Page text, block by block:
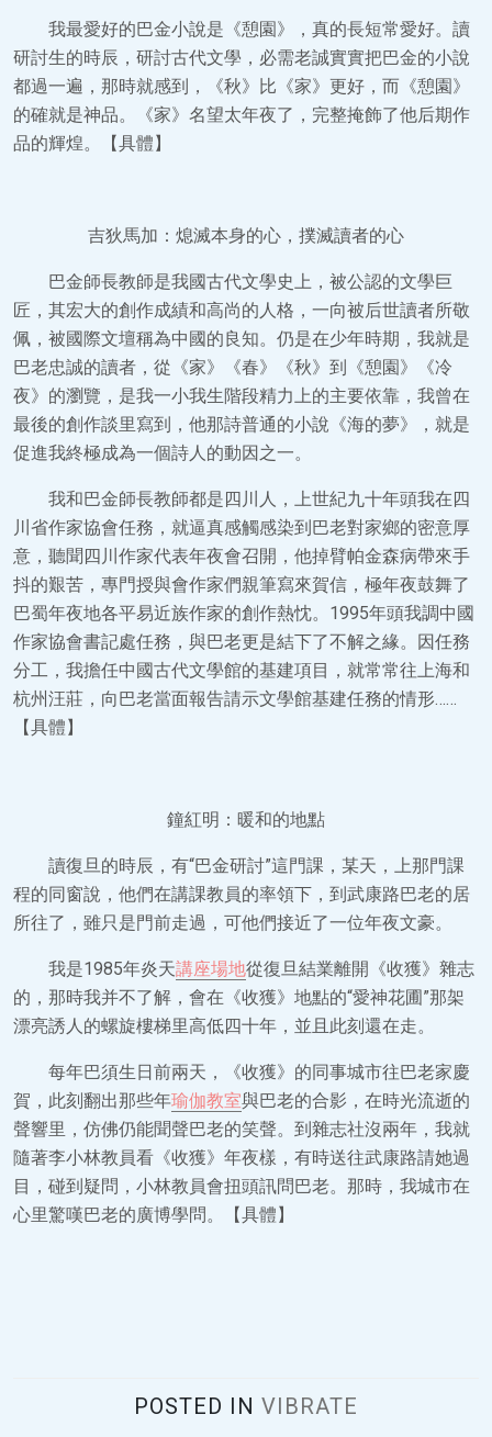
我最愛好的巴金小說是《憩園》，真的長短常愛好。讀
研討生的時辰，研討古代文學，必需老誠實實把巴金的小說
都過一遍，那時就感到，《秋》比《家》更好，而《憩園》
的確就是神品。《家》名望太年夜了，完整掩飾了他后期作
品的輝煌。【具體】
吉狄馬加：熄滅本身的心，撲滅讀者的心
巴金師長教師是我國古代文學史上，被公認的文學巨
匠，其宏大的創作成績和高尚的人格，一向被后世讀者所敬
佩，被國際文壇稱為中國的良知。仍是在少年時期，我就是
巴老忠誠的讀者，從《家》《春》《秋》到《憩園》《冷
夜》的瀏覽，是我一小我生階段精力上的主要依靠，我曾在
最後的創作談里寫到，他那詩普通的小說《海的夢》，就是
促進我終極成為一個詩人的動因之一。
我和巴金師長教師都是四川人，上世紀九十年頭我在四
川省作家協會任務，就逼真感觸感染到巴老對家鄉的密意厚
意，聽聞四川作家代表年夜會召開，他掉臂帕金森病帶來手
抖的艱苦，專門授與會作家們親筆寫來賀信，極年夜鼓舞了
巴蜀年夜地各平易近族作家的創作熱忱。1995年頭我調中國
作家協會書記處任務，與巴老更是結下了不解之緣。因任務
分工，我擔任中國古代文學館的基建項目，就常常往上海和
杭州汪莊，向巴老當面報告請示文學館基建任務的情形……
【具體】
鐘紅明：暖和的地點
讀復旦的時辰，有“巴金研討”這門課，某天，上那門課
程的同窗說，他們在講課教員的率領下，到武康路巴老的居
所往了，雖只是門前走過，可他們接近了一位年夜文豪。
我是1985年炎天講座場地從復旦結業離開《收獲》雜志
的，那時我并不了解，會在《收獲》地點的“愛神花圃”那架
漂亮誘人的螺旋樓梯里高低四十年，並且此刻還在走。
每年巴須生日前兩天，《收獲》的同事城市往巴老家慶
賀，此刻翻出那些年瑜伽教室與巴老的合影，在時光流逝的
聲響里，仿佛仍能聞聲巴老的笑聲。到雜志社沒兩年，我就
隨著李小林教員看《收獲》年夜樣，有時送往武康路請她過
目，碰到疑問，小林教員會扭頭訊問巴老。那時，我城市在
心里驚嘆巴老的廣博學問。【具體】
POSTED IN VIBRATE